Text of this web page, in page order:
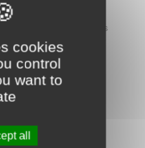
cookies
control
want to
all
pré-AMM
une décision d'accès